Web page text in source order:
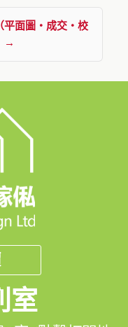
平面圖・成交・校
→
室